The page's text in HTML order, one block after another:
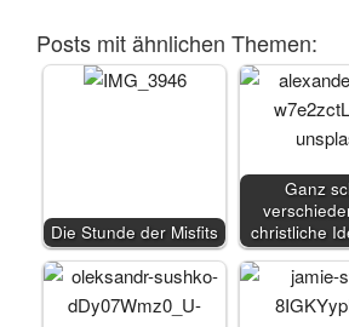
Posts mit ähnlichen Themen:
Die Stunde der Misfits
Ganz
christliche